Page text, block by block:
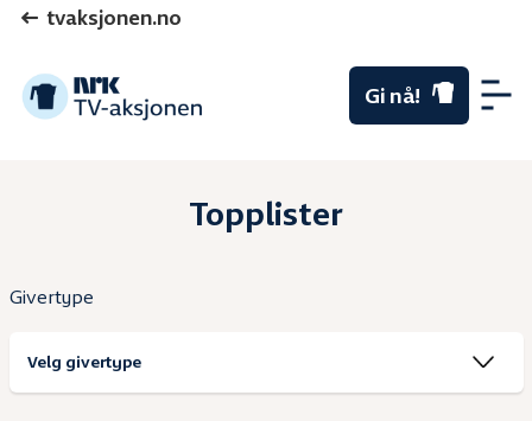
tvaksjonen.no
Gi nå!
Topplister
Givertype